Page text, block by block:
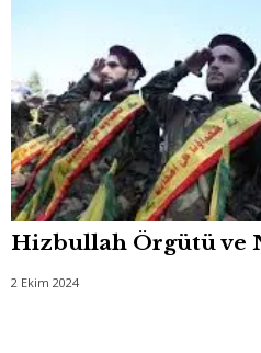
Hizbullah Örgütü ve
2 Ekim 2024